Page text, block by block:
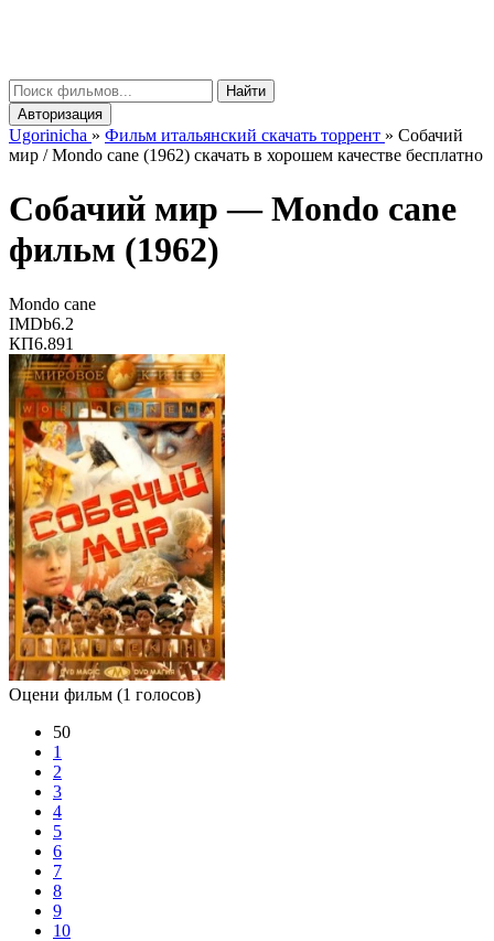
Найти
Авторизация
Ugorinicha » Фильм итальянский скачать торрент » Собачий
мир / Mondo cane (1962) скачать в хорошем качестве бесплатно
Собачий мир —Mondo cane
фильм (1962)
Mondo cane
IMDb6.2
КП6.891
Оцени фильм (1 голосов)
50
1
2
3
4
5
6
7
8
9
10